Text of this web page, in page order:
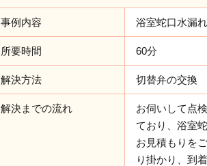
事例内容 浴室蛇口水漏れ
所要時間 60分
解決方法 切替弁の交換
解決までの流れ
お伺いして点
ており、浴室
お見積もりを
り掛かり、到